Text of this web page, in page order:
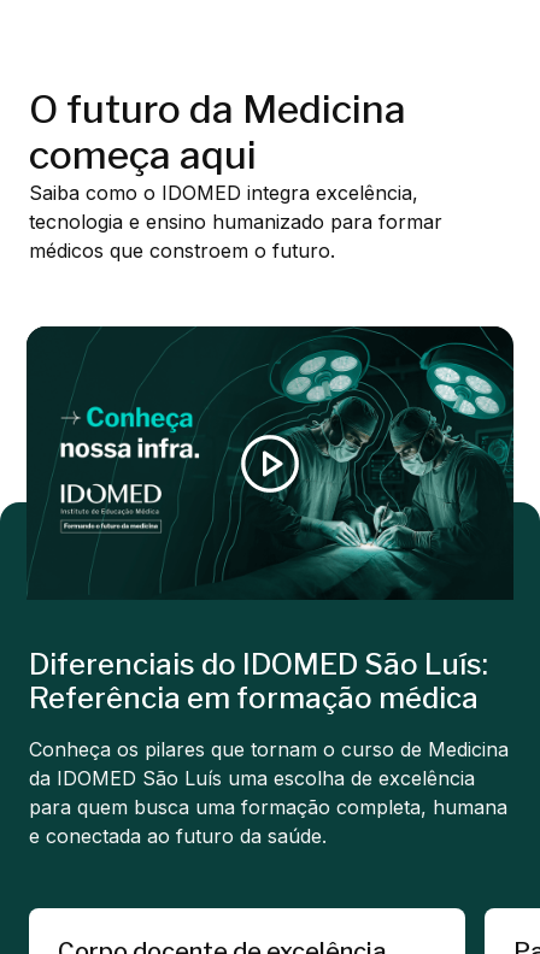
O futuro da Medicina
começa aqui
Saiba como o IDOMED integra excelência,
tecnologia e ensino humanizado para formar
médicos que constroem o futuro.
Diferenciais do IDOMED São Luís:
Referência em formação médica
Conheça os pilares que tornam o curso de Medicina
da IDOMED São Luís uma escolha de excelência
para quem busca uma formação completa, humana
e conectada ao futuro da saúde.